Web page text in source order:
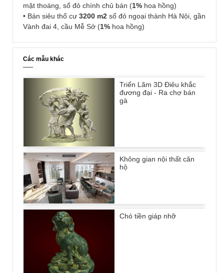
mặt thoáng, sổ đỏ chính chủ bán (1% hoa hồng)
• Bán siêu thổ cư 3200 m2 sổ đỏ ngoại thành Hà Nội, gần
Vành đai 4, cầu Mễ Sở (1% hoa hồng)
Các mẫu khác
Triển Lãm 3D Điêu khắc
đương đại - Ra chợ bán
gà
Không gian nội thất căn
hộ
Chó tiền giáp nhỡ